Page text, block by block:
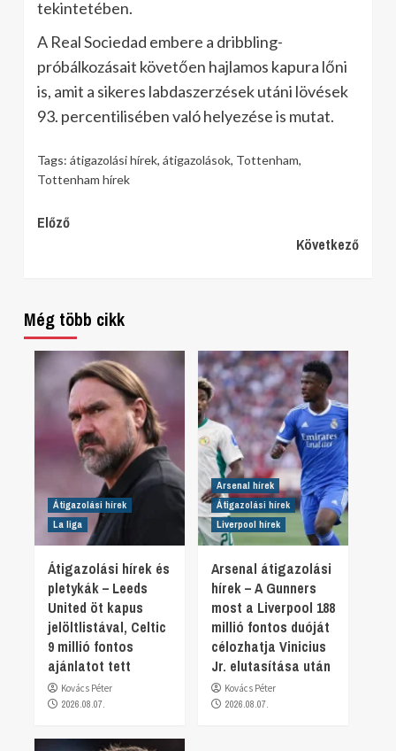
tekintetében.
A Real Sociedad embere a dribbling-
próbálkozásait követően hajlamos kapura lőni
is, amit a sikeres labdaszerzések utáni lövések
93. percentilisében való helyezése is mutat.
Tags: átigazolási hírek, átigazolások, Tottenham,
Tottenham hírek
Continue
Előző
Következő
Még több cikk
Átigazolási hírek
La liga
Átigazolási hírek és
pletykák – Leeds
United öt kapus
jelöltlistával, Celtic
9 millió fontos
ajánlatot tett
Kovács Péter
2026.08.07.
Arsenal hírek
Átigazolási hírek
Liverpool hírek
Arsenal átigazolási
hírek – A Gunners
most a Liverpool 188
millió fontos duóját
célozhatja Vinicius
Jr. elutasítása után
Kovács Péter
2026.08.07.